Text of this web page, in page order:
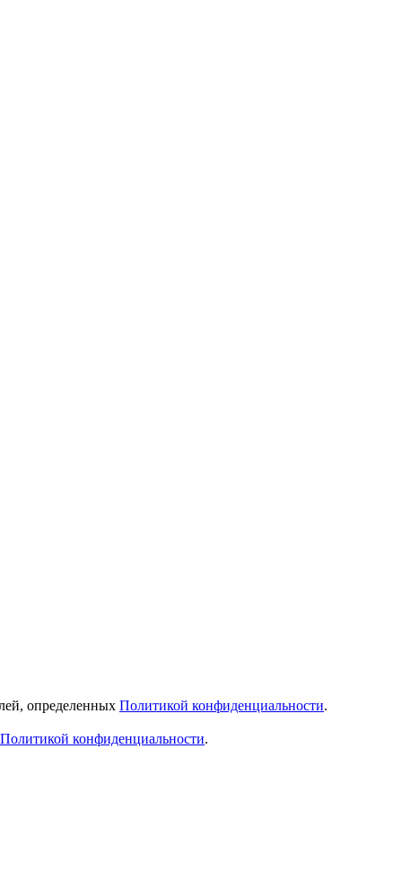
определенных Политикой конфиденциальности.
Политикой конфиденциальности.